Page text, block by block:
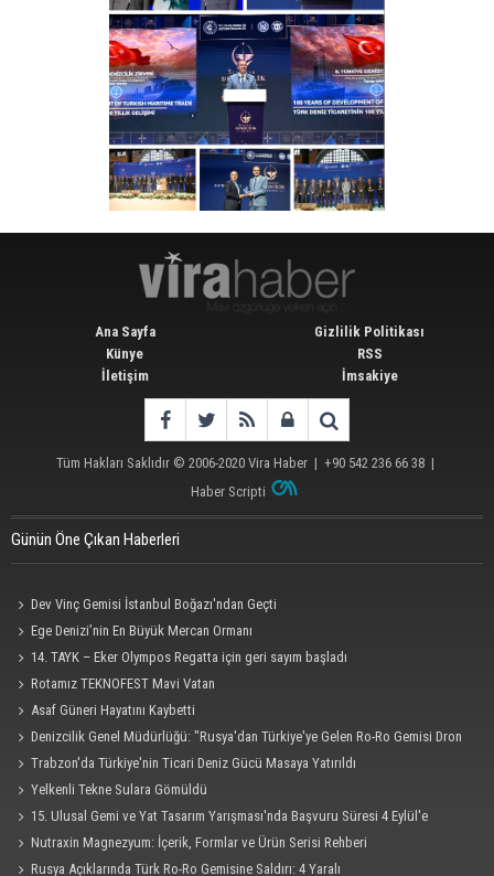
Ana Sayfa
Künye
İletişim
Gizlilik Politikası
RSS
İmsakiye
Tüm Hakları Saklıdır © 2006-2020 Vira Haber | +90 542 236 66 38 |
Haber Scripti
Günün Öne Çıkan Haberleri
Dev Vinç Gemisi İstanbul Boğazı'ndan Geçti
Ege Denizi’nin En Büyük Mercan Ormanı
14. TAYK – Eker Olympos Regatta için geri sayım başladı
Rotamız TEKNOFEST Mavi Vatan
Asaf Güneri Hayatını Kaybetti
Denizcilik Genel Müdürlüğü: "Rusya'dan Türkiye'ye Gelen Ro-Ro Gemisi Dron
Saldırısına Uğradı"
Trabzon'da Türkiye'nin Ticari Deniz Gücü Masaya Yatırıldı
Yelkenli Tekne Sulara Gömüldü
15. Ulusal Gemi ve Yat Tasarım Yarışması'nda Başvuru Süresi 4 Eylül'e
Uzatıldı
Nutraxin Magnezyum: İçerik, Formlar ve Ürün Serisi Rehberi
Rusya Açıklarında Türk Ro-Ro Gemisine Saldırı: 4 Yaralı